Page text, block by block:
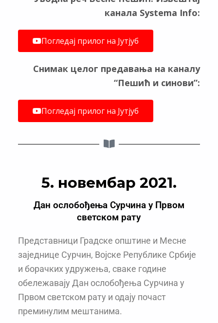
канала Systema Info:
Погледај прилог на Јутјуб
Снимак целог предавања на каналу
“Пешић и синови”:
Погледај прилог на Јутјуб
5. новембар 2021.
Дан ослобођења Сурчина у Првом
светском рату
Представници Градске општине и Месне
заједнице Сурчин, Војске Републике Србије
и борачких удружења, сваке године
обележавају Дан ослобођења Сурчина у
Првом светском рату и одају почаст
преминулим мештанима.